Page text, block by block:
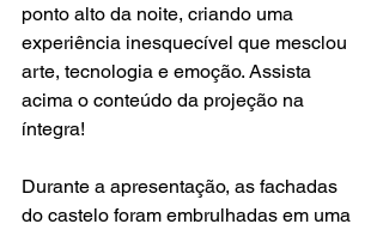
ponto alto da noite, criando uma
experiência inesquecível que mesclou
arte, tecnologia e emoção. Assista
acima o conteúdo da projeção na
íntegra!
Durante a apresentação, as fachadas
do castelo foram embrulhadas em uma